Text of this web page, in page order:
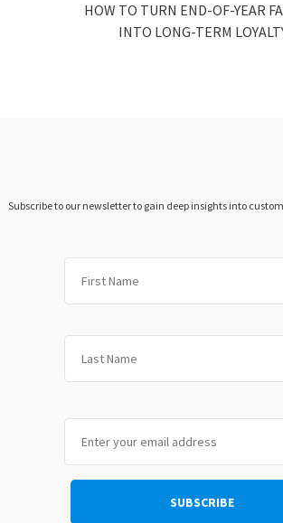
HOW TO TURN END-OF-YEAR
INTO LONG-TERM
Subscribe to our newsletter to gain deep insights into